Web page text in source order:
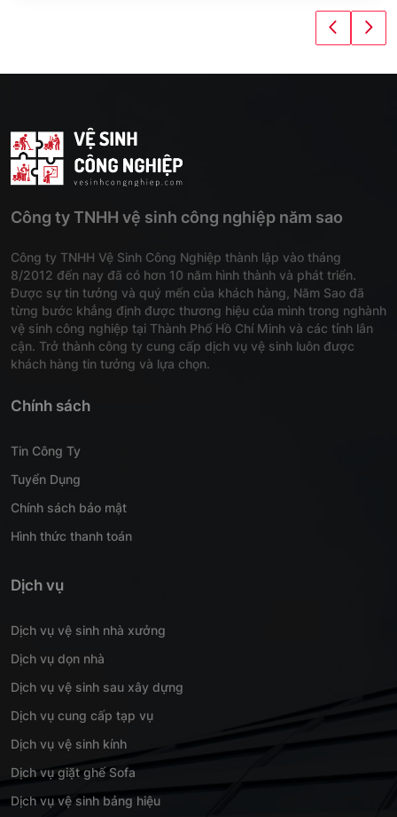
Công ty TNHH vệ sinh công nghiệp năm sao
Công ty TNHH Vệ Sinh Công Nghiệp thành lập vào tháng
8/2012 đến nay đã có hơn 10 năm hình thành và phát triển.
Được sự tin tưởng và quý mến của khách hàng, Năm Sao đã
từng bước khẳng định được thương hiệu của mình trong nghành
vệ sinh công nghiệp tại Thành Phố Hồ Chí Minh và các tỉnh lân
cận. Trở thành công ty cung cấp dịch vụ vệ sinh luôn được
khách hàng tin tưởng và lựa chọn.
Chính sách
Tin Công Ty
Tuyển Dụng
Chính sách bảo mật
Hình thức thanh toán
Dịch vụ
Dịch vụ vệ sinh nhà xưởng
Dịch vụ dọn nhà
Dịch vụ vệ sinh sau xây dựng
Dịch vụ cung cấp tạp vụ
Dịch vụ vệ sinh kính
Dịch vụ giặt ghế Sofa
Dịch vụ vệ sinh bảng hiệu